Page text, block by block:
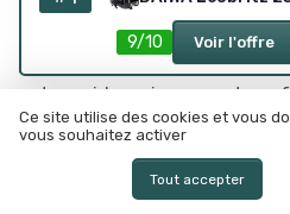
brochets ou de sandres.
modèles comme le Daiwa
Penn de taille moyenne
entre poids, puissance et
En mer, la donne change avec
sur épave ou la pêche aux
exigent des moulinets de
9/10 Voir l'offre
Ce site utilise des cookies et vous
vous souhaitez activer
Tout accepter